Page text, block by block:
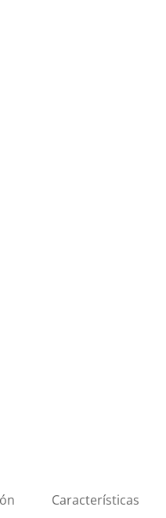
Características